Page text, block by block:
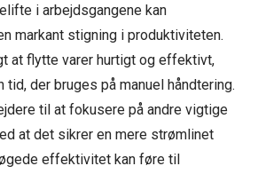
i arbejdsgangene kan
markant stigning i produktiviteten.
at flytte varer hurtigt og effektivt,
tid, der bruges på manuel håndtering.
til at fokusere på andre vigtige
at det sikrer en mere strømlinet
effektivitet kan føre til